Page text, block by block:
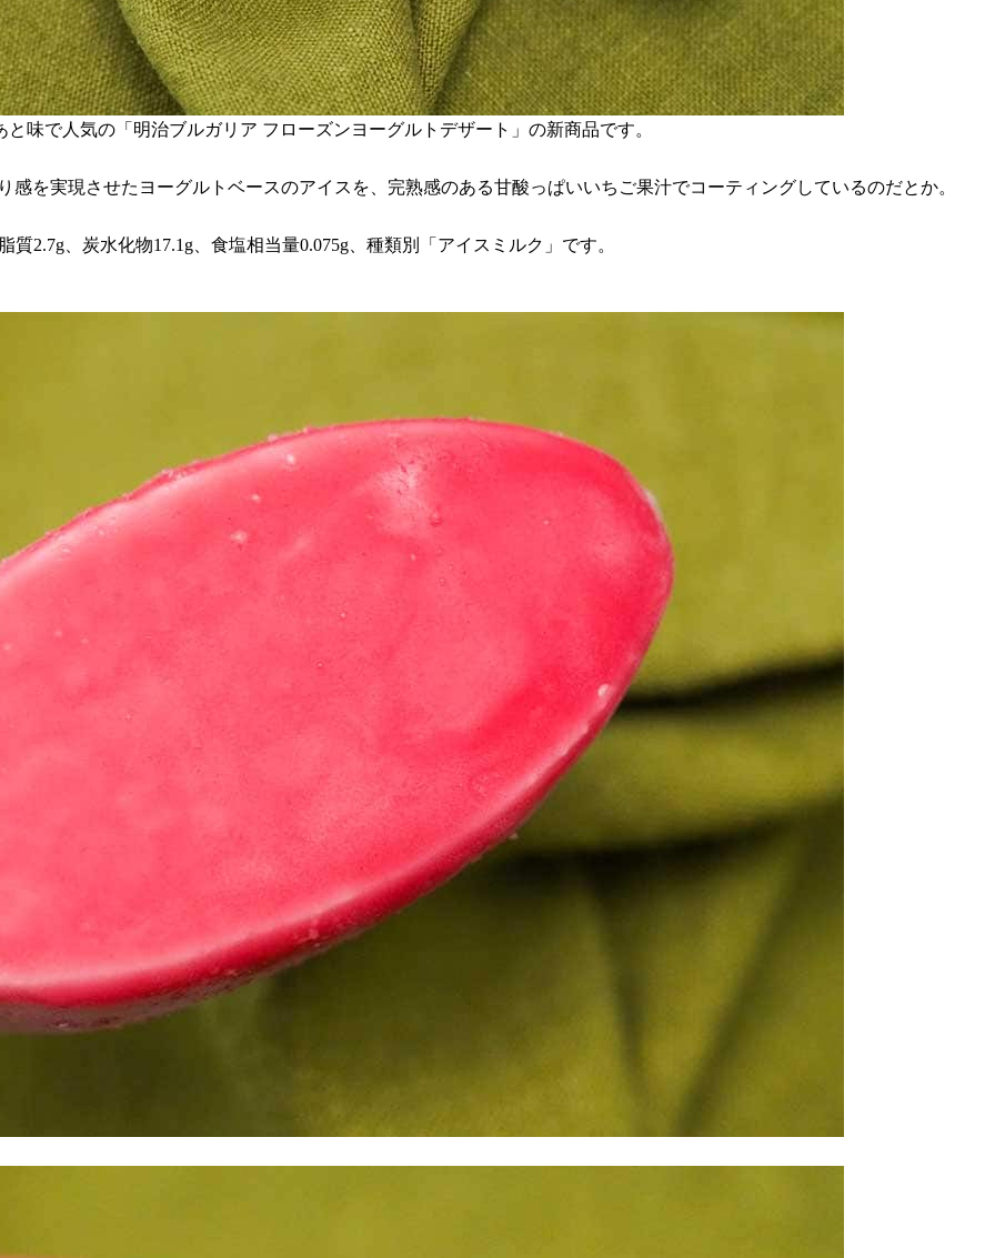
味で人気の「明治ブルガリア フローズンヨーグルトデザート」の新商品です。
を実現させたヨーグルトベースのアイスを、完熟感のある甘酸っぱいいちご果汁でコーティングしているのだとか。
2.7g、炭水化物17.1g、食塩相当量0.075g、種類別「アイスミルク」です。